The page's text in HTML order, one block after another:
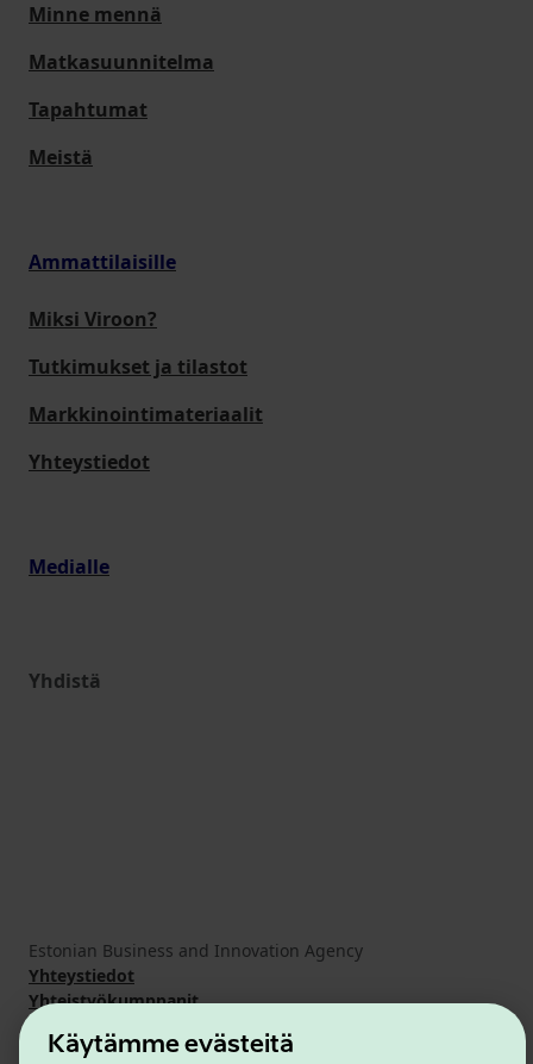
Käytämme evästeitä
Minne mennä
Matkasuunnitelma
Tapahtumat
Meistä
Ammattilaisille
Miksi Viroon?
Tutkimukset ja tilastot
Markkinointimateriaalit
Yhteystiedot
Medialle
Yhdistä
Estonian Business and Innovation Agency
Yhteystiedot
Yhteistyökumppanit
Eväste- ja tietosuojakäytäntö